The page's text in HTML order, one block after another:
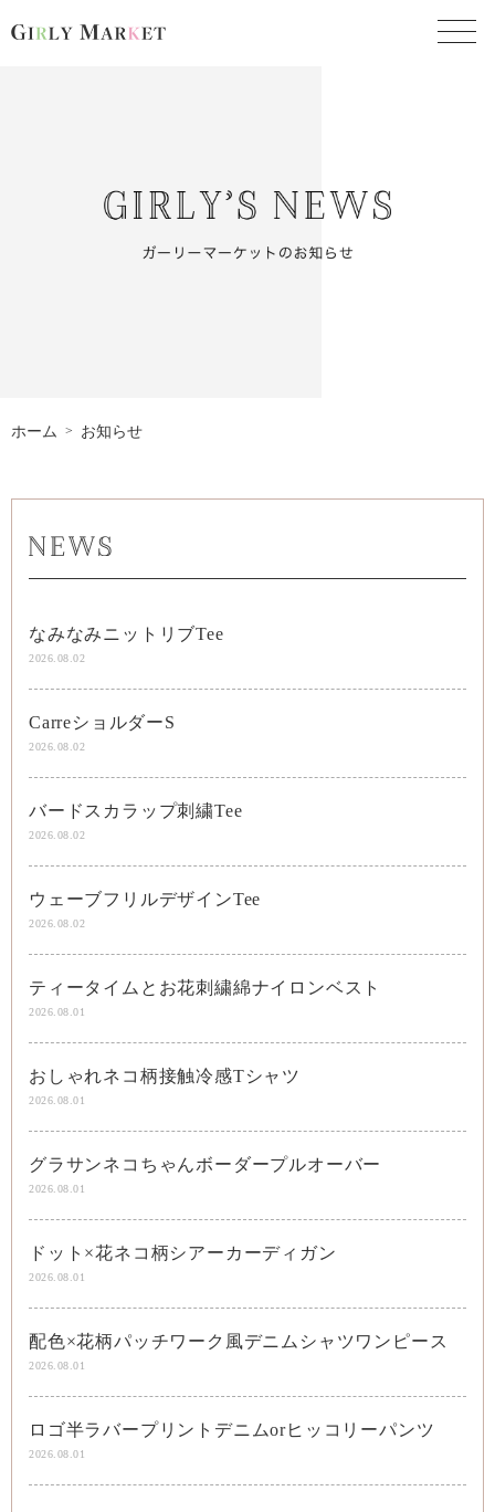
ホーム お知らせ
なみなみニットリブTee
2026.08.02
CarreショルダーS
2026.08.02
バードスカラップ刺繍Tee
2026.08.02
ウェーブフリルデザインTee
2026.08.02
ティータイムとお花刺繍綿ナイロンベスト
2026.08.01
おしゃれネコ柄接触冷感Tシャツ
2026.08.01
グラサンネコちゃんボーダープルオーバー
2026.08.01
ドット×花ネコ柄シアーカーディガン
2026.08.01
配色×花柄パッチワーク風デニムシャツワンピース
2026.08.01
ロゴ半ラバープリントデニムorヒッコリーパンツ
2026.08.01